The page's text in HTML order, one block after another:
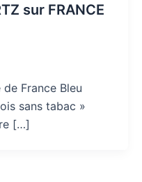
sur FRANCE
France Bleu
sans tabac »
[…]